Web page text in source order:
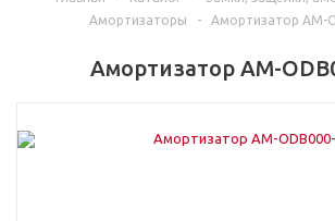
Амортизаторы
- Амортизатор AM-
Амортизатор AM-